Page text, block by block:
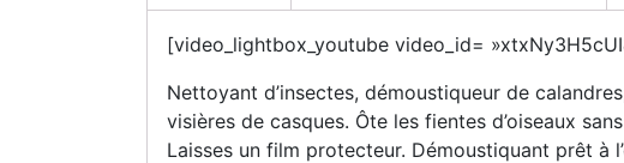
[video_lightbox_youtube video_id=
Nettoyant d’insectes, démoustiqueur de
visières de casques. Ôte les fientes d’oiseaux
Laisses un film protecteur. Démoustiquant prêt à